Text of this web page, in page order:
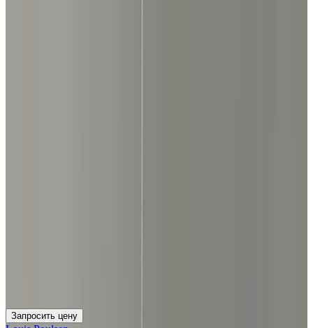
Запросить цену